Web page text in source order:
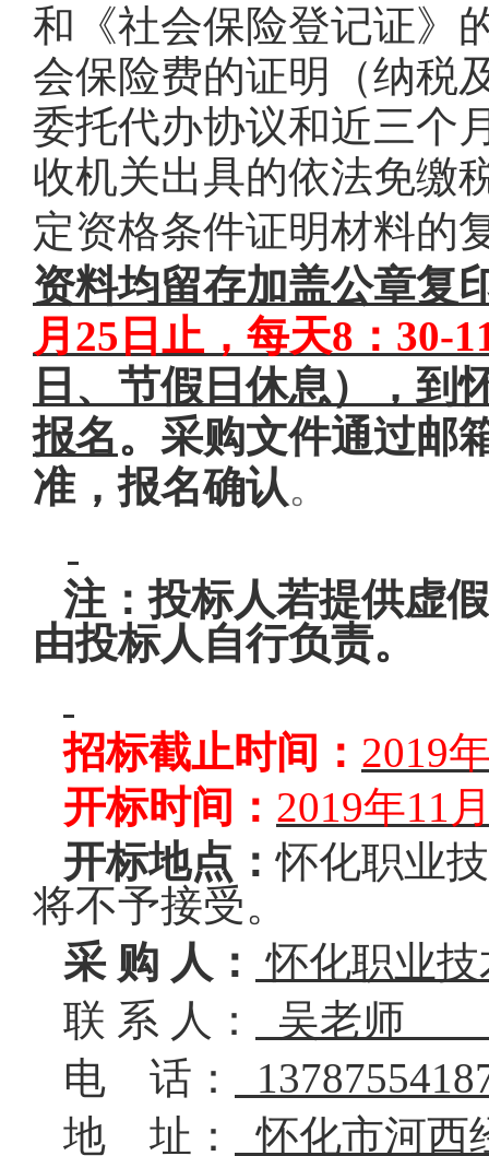
和《社会保险登记证》
会保险费的证明（纳税
委托代办协议和近三个
收机关出具的依法免缴
定资格条件证明材料的
资料均留存加盖公章复
月25日止，每天8：30-
日、节假日休息），到
报名。 采购文件通过邮
准，报名确认。
注：投标人若提供虚
由投标人自行负责。
招标截止时间： 2019
开标时间： 2019年11
开标地点：怀化职业
将不予接受。
采 购 人： 怀化职业
联 系 人：
吴老
电 话：
地 址：
怀化市